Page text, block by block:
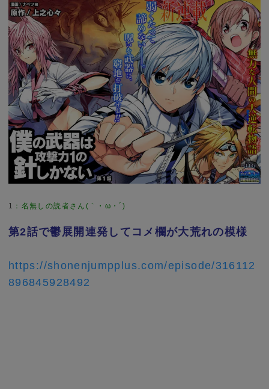
1 ： 名無しの読者さん(｀・ω・´)
第2話で鬱展開連発してコメ欄が大荒れの模様
https://shonenjumpplus.com/episode/316112
896845928492